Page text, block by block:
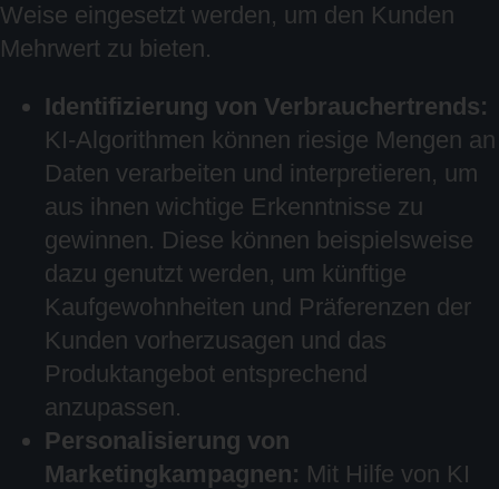
Weise eingesetzt werden, um den Kunden
Mehrwert zu bieten.
Identifizierung von Verbrauchertrends:
KI-Algorithmen können riesige Mengen an
Daten verarbeiten und interpretieren, um
aus ihnen wichtige Erkenntnisse zu
gewinnen. Diese können beispielsweise
dazu genutzt werden, um künftige
Kaufgewohnheiten und Präferenzen der
Kunden vorherzusagen und das
Produktangebot entsprechend
anzupassen.
Personalisierung von
Marketingkampagnen: Mit Hilfe von KI